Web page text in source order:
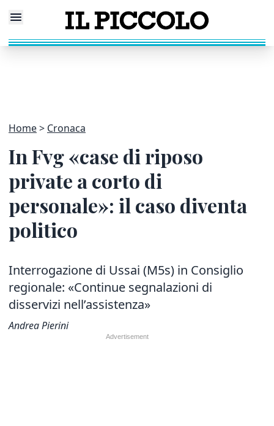
Home Cronaca
In Fvg «case di riposo
private a corto di
personale»: il caso diventa
politico
Interrogazione di Ussai (M5s) in Consiglio
regionale: «Continue segnalazioni di
disservizi nell’assistenza»
Andrea Pierini